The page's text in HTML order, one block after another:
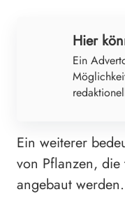
Hier
Ein
Ein weiterer
von Pflanzen,
angebaut